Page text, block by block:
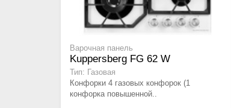
Варочная панель
Kuppersberg FG 62 W
Тип: Газовая
Конфорки 4 газовых конфорок (1
конфорка повышенной..